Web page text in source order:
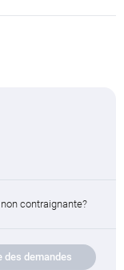
contraignante?
des demandes